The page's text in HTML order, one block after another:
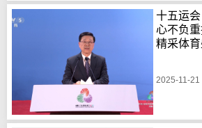
十五运
心不负
精采体
2025-11-